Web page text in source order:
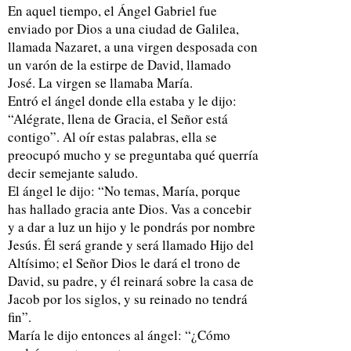
En aquel tiempo, el Ángel Gabriel fue
enviado por Dios a una ciudad de Galilea,
llamada Nazaret, a una virgen desposada con
un varón de la estirpe de David, llamado
José. La virgen se llamaba María.
Entró el ángel donde ella estaba y le dijo:
“Alégrate, llena de Gracia, el Señor está
contigo”. Al oír estas palabras, ella se
preocupó mucho y se preguntaba qué querría
decir semejante saludo.
El ángel le dijo: “No temas, María, porque
has hallado gracia ante Dios. Vas a concebir
y a dar a luz un hijo y le pondrás por nombre
Jesús. Él será grande y será llamado Hijo del
Altísimo; el Señor Dios le dará el trono de
David, su padre, y él reinará sobre la casa de
Jacob por los siglos, y su reinado no tendrá
fin”.
María le dijo entonces al ángel: “¿Cómo